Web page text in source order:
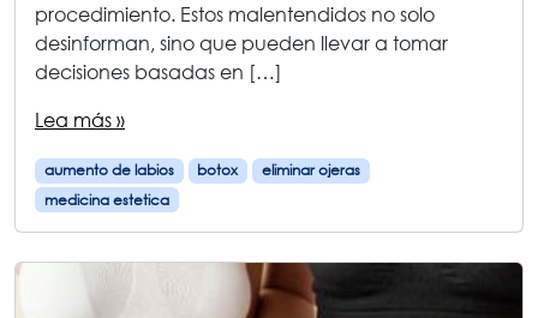
procedimiento. Estos malentendidos no solo
desinforman, sino que pueden llevar a tomar
decisiones basadas en […]
Lea más »
aumento de labios botox
eliminar ojeras
medicina estetica